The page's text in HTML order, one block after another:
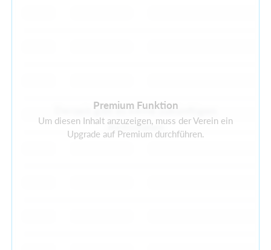
Premium Funktion
Um diesen Inhalt anzuzeigen, muss der Verein ein
Upgrade auf Premium durchführen.
Derzeit gibt es keine zukünftigen
Aktivitäten